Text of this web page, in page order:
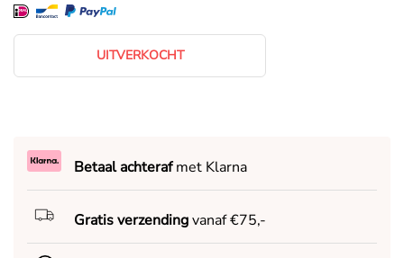
UITVERKOCHT
Betaal achterafmet Klarna
Gratis verzendingvanaf €75,-